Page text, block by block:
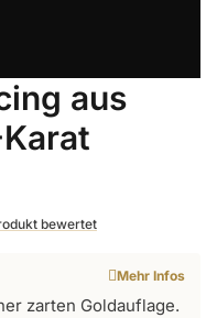
aus
bewertet
Mehr Infos
zarten Goldauflage.